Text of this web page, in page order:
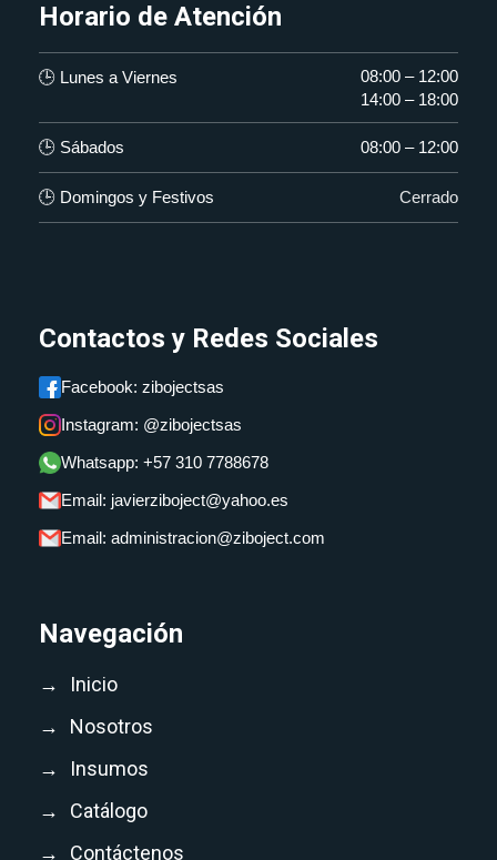
Horario de Atención
🕒 Lunes a Viernes
08:00 – 12:00
14:00 – 18:00
🕒 Sábados 08:00 – 12:00
🕒 Domingos y Festivos Cerrado
Contactos y Redes Sociales
Facebook: zibojectsas
Instagram: @zibojectsas
Whatsapp: +57 310 7788678
Email: javierziboject@yahoo.es
Email: administracion@ziboject.com
Navegación
→
Inicio
→
Nosotros
→
Insumos
→
Catálogo
→
Contáctenos